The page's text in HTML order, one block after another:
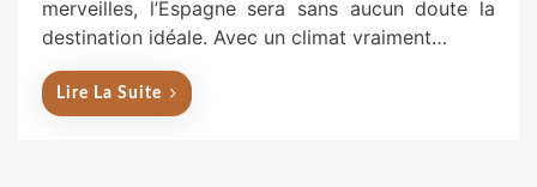
d
o
merveilles, l’Espagne sera sans aucun doute la
destination idéale. Avec un climat vraiment…
Lire La Suite